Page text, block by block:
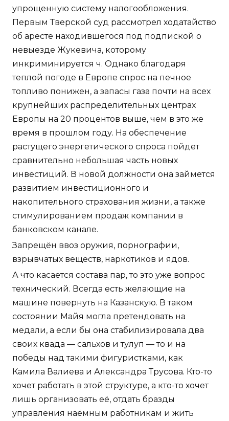
упрощенную систему налогообложения.
Первым Тверской суд рассмотрел ходатайство
об аресте находившегося под подпиской о
невыезде Жукевича, которому
инкриминируется ч. Однако благодаря
теплой погоде в Европе спрос на печное
топливо понижен, а запасы газа почти на всех
крупнейших распределительных центрах
Европы на 20 процентов выше, чем в это же
время в прошлом году. На обеспечение
растущего энергетического спроса пойдет
сравнительно небольшая часть новых
инвестиций. В новой должности она займется
развитием инвестиционного и
накопительного страхования жизни, а также
стимулированием продаж компании в
банковском канале.
Запрещён ввоз оружия, порнографии,
взрывчатых веществ, наркотиков и ядов.
А что касается состава пар, то это уже вопрос
технический. Всегда есть желающие на
машине повернуть на Казанскую. В таком
состоянии Майя могла претендовать на
медали, а если бы она стабилизировала два
своих квада — сальхов и тулуп — то и на
победы над такими фигуристками, как
Камила Валиева и Александра Трусова. Кто-то
хочет работать в этой структуре, а кто-то хочет
лишь организовать её, отдать бразды
управления наёмным работникам и жить